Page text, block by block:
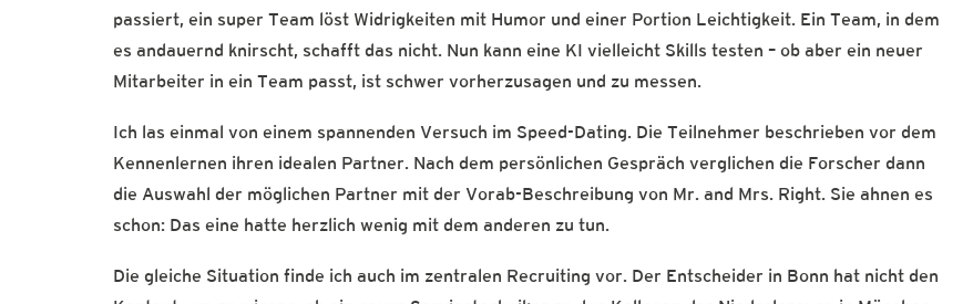
passiert, ein super Team löst Widrigkeiten mit Humor und einer Portion Leichtigkeit. Ein Team, in dem
es andauernd knirscht, schafft das nicht. Nun kann eine KI vielleicht Skills testen – ob aber ein neuer
Mitarbeiter in ein Team passt, ist schwer vorherzusagen und zu messen.
Ich las einmal von einem spannenden Versuch im Speed-Dating. Die Teilnehmer beschrieben vor dem
Kennenlernen ihren idealen Partner. Nach dem persönlichen Gespräch verglichen die Forscher dann
die Auswahl der möglichen Partner mit der Vorab-Beschreibung von Mr. and Mrs. Right. Sie ahnen es
schon: Das eine hatte herzlich wenig mit dem anderen zu tun.
Die gleiche Situation finde ich auch im zentralen Recruiting vor. Der Entscheider in Bonn hat nicht den